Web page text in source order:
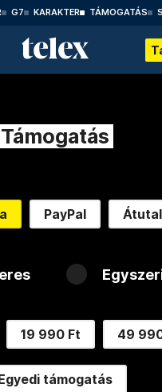
G7 KARAKTER TÁMOGATÁS
Támogatás
PayPal
19 990 Ft 49
támogatás